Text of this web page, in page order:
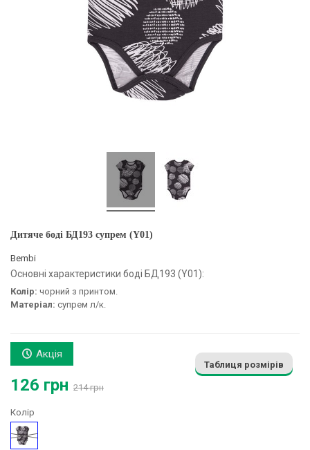
Дитяче боді БД193 супрем (Y01)
Bembi
Основні характеристики боді БД193 (Y01):
Колір: чорний з принтом.
Матеріал: супрем л/к.
Акція
126 грн 214 грн
Таблиця розмірів
Колір
Чорний